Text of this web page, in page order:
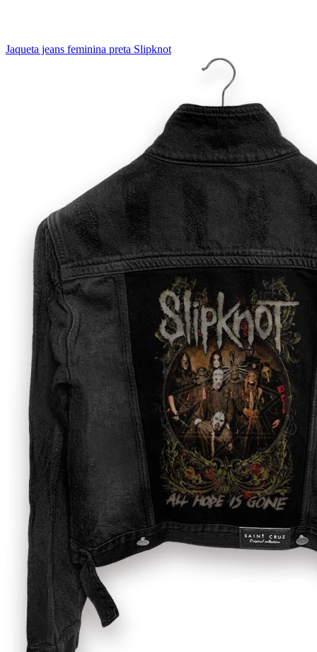
Jaqueta jeans feminina preta Slipknot